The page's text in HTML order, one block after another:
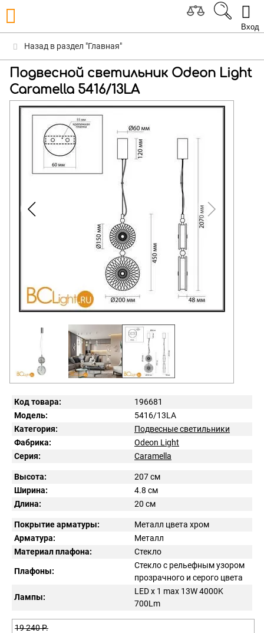
Вход
Назад в раздел "Главная"
Подвесной светильник Odeon Light
Caramella 5416/13LA
Код товара:
196681
Модель:
5416/13LA
Категория:
Подвесные светильники
Фабрика:
Odeon Light
Серия:
Caramella
Высота:
207 см
Ширина:
4.8 см
Длина:
20 см
Покрытие арматуры:
Металл цвета хром
Арматура:
Металл
Материал плафона:
Стекло
Плафоны:
Стекло с рельефным узором
прозрачного и серого цвета
Лампы:
LED x 1 max 13W 4000K
700Lm
19 240 Р.